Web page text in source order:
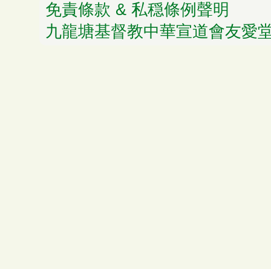
免責條款 & 私穏條例聲明
九龍塘基督教中華宣道會友愛